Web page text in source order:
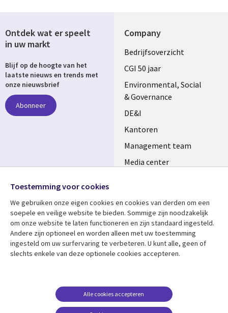
Company
Useful
links
NETHERLANDS
Bedrijfsoverzicht
CGI 50 jaar
Environmental, Social
& Governance
DE&I
Kantoren
Management team
Media center
Bekijk meer
Library
NETHERLANDS
Artikelen
Evenementen
Support
Legal
Disclaimer
Cookie management
Ontdek wat er speelt
in uw markt
Blijf op de hoogte van het
laatste nieuws en trends met
onze nieuwsbrief
Abonneer
Media
NETHERLANDS
Toestemming voor cookies
We gebruiken onze eigen cookies en cookies van derden om een ​​
soepele en veilige website te bieden. Sommige zijn noodzakelijk
om onze website te laten functioneren en zijn standaard ingesteld.
Andere zijn optioneel en worden alleen met uw toestemming
ingesteld om uw surfervaring te verbeteren. U kunt alle, geen of
slechts enkele van deze optionele cookies accepteren.
Alle cookies accepteren